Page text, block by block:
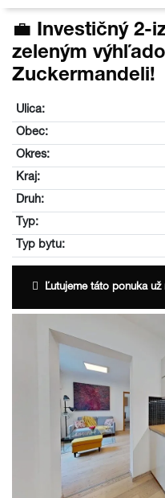
💼 Investičný 2-
zeleným
Zuckermandeli!
Ulica:
Obec:
Okres:
Kraj:
Druh:
Typ:
Typ bytu:
Ľutujeme táto ponuka už